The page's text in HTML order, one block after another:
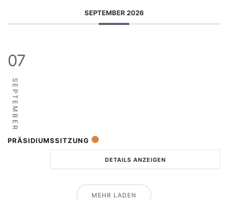
SEPTEMBER 2026
07
SEPTEMBER
PRÄSIDIUMSSITZUNG
DETAILS ANZEIGEN
MEHR LADEN